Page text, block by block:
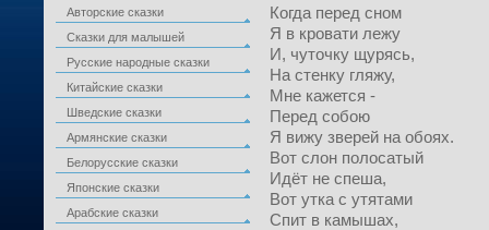
Авторские сказки
Сказки для малышей
Русские народные сказки
Китайские сказки
Шведские сказки
Армянские сказки
Белорусские сказки
Японские сказки
Арабские сказки
Когда перед сном
Я в кровати лежу
И, чуточку щурясь,
На стенку гляжу,
Мне кажется -
Перед собою
Я вижу зверей на обоях.
Вот слон полосатый
Идёт не спеша,
Вот утка с утятами
Спит в камышах,